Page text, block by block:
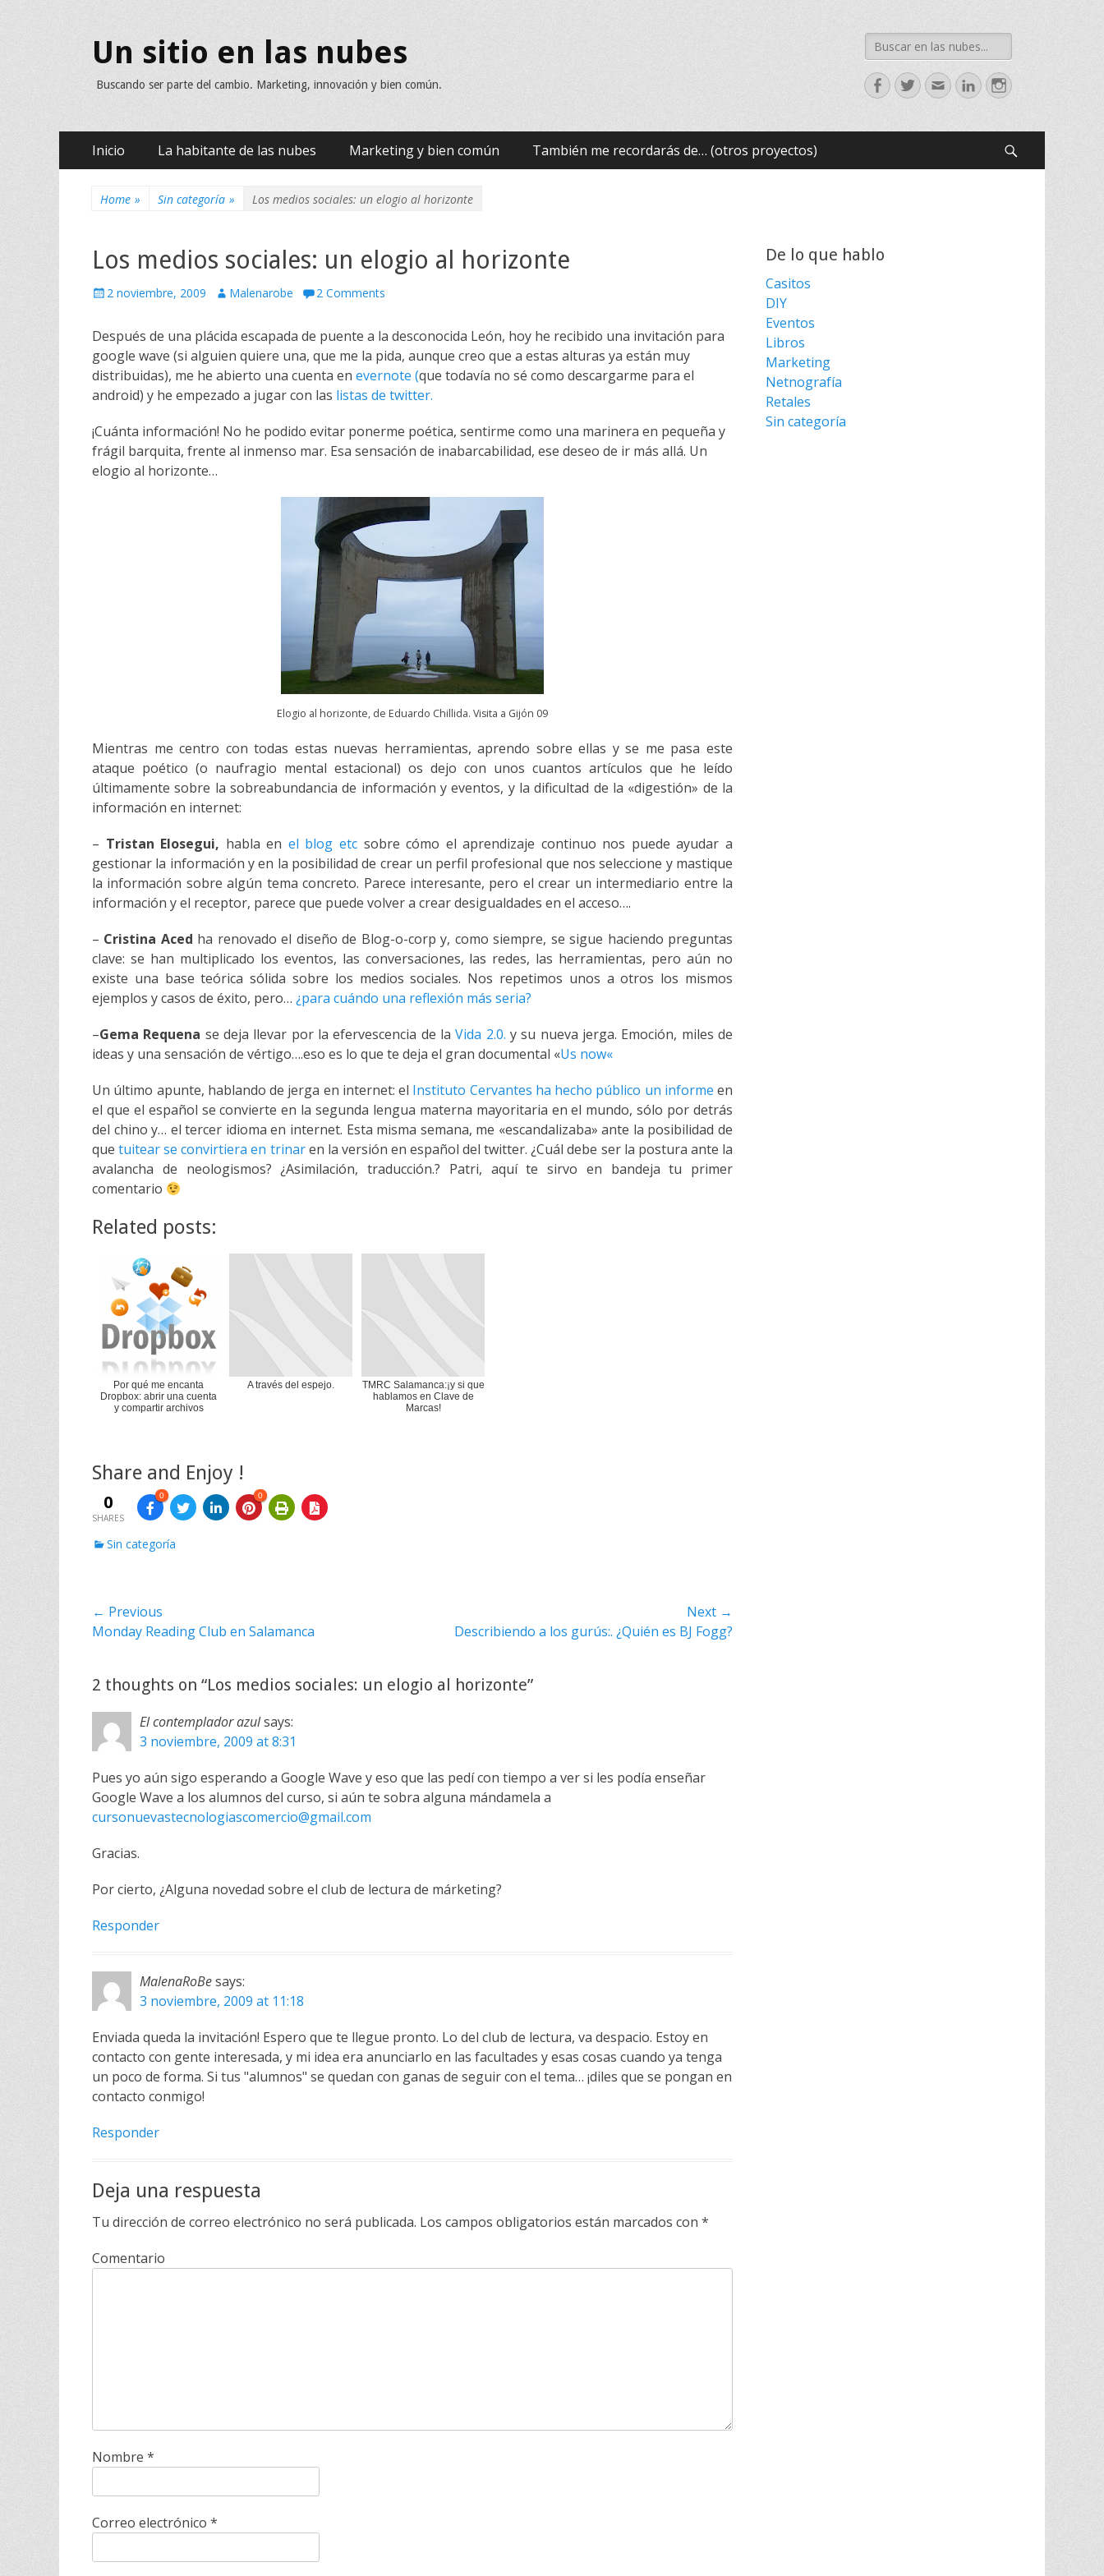
Un sitio en las nubes
Buscando ser parte del cambio. Marketing, innovación y bien común.
Search
for:
FacebookTwitterEmail LinkedInInstagram
Primary Menu
SkipInicio La habitante de las nubes Marketing y bien común También me recordarás de… (otros proyectos)
Home » Sin categoría » Los medios sociales: un elogio al horizonte
Los medios sociales: un elogio al horizonte
P
s
t
e
d
o
2 noviembre, 2009
A
h
o
r
Malenarobe 2 Comments
Después de una plácida escapada de puente a la desconocida León, hoy he recibido una invitación para
google wave (si alguien quiere una, que me la pida, aunque creo que a estas alturas ya están muy
distribuidas), me he abierto una cuenta en evernote (que todavía no sé como descargarme para el
android) y he empezado a jugar con las listas de twitter.
¡Cuánta información! No he podido evitar ponerme poética, sentirme como una marinera en pequeña y
frágil barquita, frente al inmenso mar. Esa sensación de inabarcabilidad, ese deseo de ir más allá. Un
elogio al horizonte…
Elogio al horizonte, de Eduardo Chillida. Visita a Gijón 09
Mientras me centro con todas estas nuevas herramientas, aprendo sobre ellas y se me pasa este
ataque poético (o naufragio mental estacional) os dejo con unos cuantos artículos que he leído
últimamente sobre la sobreabundancia de información y eventos, y la dificultad de la «digestión» de la
información en internet:
– Tristan Elosegui, habla en el blog etcsobre cómo el aprendizaje continuo nos puede ayudar a
gestionar la información y en la posibilidad de crear un perfil profesional que nos seleccione y mastique
la información sobre algún tema concreto. Parece interesante, pero el crear un intermediario entre la
información y el receptor, parece que puede volver a creardesigualdades en el acceso….
– Cristina Aced ha renovado el diseño de Blog-o-corp y, como siempre, se sigue haciendo preguntas
clave: se han multiplicado los eventos, las conversaciones, las redes, las herramientas, pero aún no
existe una base teórica sólida sobre los medios sociales. Nos repetimos unos a otros los mismos
ejemplos y casos de éxito, pero… ¿para cuándo una reflexión más seria?
–Gema Requena se deja llevar por la efervescencia de laVida 2.0.y su nueva jerga. Emoción, miles de
ideas y una sensación de vértigo….eso es lo que te deja el gran documental «Us now«
Un último apunte, hablando de jerga en internet: el Instituto Cervantes ha hecho público un informe en
el que el español se convierte en la segunda lengua materna mayoritaria en el mundo, sólo por detrás
del chino y… el tercer idioma en internet. Esta misma semana, me «escandalizaba» ante la posibilidad de
quetuitearse convirtiera en trinaren la versión en español deltwitter. ¿Cuál debe ser la postura ante la
avalancha de neologismos? ¿Asimilación, traducción.? Patri, aquí te sirvo en bandeja tu primer
comentario
Related posts:
Por qué me encanta
Dropbox: abrir una cuenta
y compartir archivos
A través del espejo.
TMRC Salamanca:¡y si que
hablamos en Clave de
Marcas!
Share and Enjoy !
0
SHARES
0 0
C
g
o
e
Sin categoría
Navegación
de
entradas
← Previous
Previous
Monday Reading Club en Salamanca
Next →
Describiendo a los gurús:. ¿Quién es BJ Fogg?
2 thoughts on “Los medios sociales: un elogio al horizonte”
El contemplador azulsays:
3 noviembre, 2009 at 8:31
Pues yo aún sigo esperando a Google Wave y eso que las pedí con tiempo a ver si les podía enseñar
Google Wave a los alumnos del curso, si aún te sobra alguna mándamela a
cursonuevastecnologiascomercio@gmail.com
Gracias.
Por cierto, ¿Alguna novedad sobre el club de lectura de márketing?
Responder
MalenaRoBesays:
3 noviembre, 2009 at 11:18
Enviada queda la invitación! Espero que te llegue pronto. Lo del club de lectura, va despacio. Estoy en
contacto con gente interesada, y mi idea era anunciarlo en las facultades y esas cosas cuando ya tenga
un poco de forma. Si tus "alumnos" se quedan con ganas de seguir con el tema… ¡diles que se pongan en
contacto conmigo!
Responder
Deja una respuesta
Tu dirección de correo electrónico no será publicada. Los campos obligatorios están marcados con *
Comentario
Nombre *
Correo electrónico *
De lo que hablo
Casitos
DIY
Eventos
Libros
Marketing
Netnografía
Retales
Sin categoría